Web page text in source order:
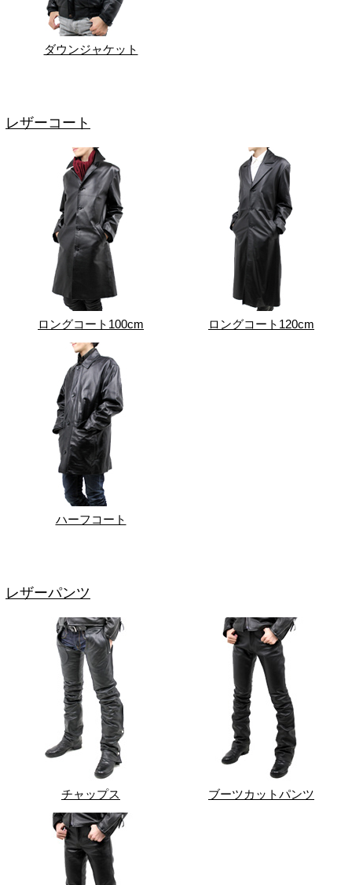
ダウンジャケット
レザーコート
ロングコート100cm ロングコート120cm
ハーフコート
レザーパンツ
チャップス ブーツカットパンツ